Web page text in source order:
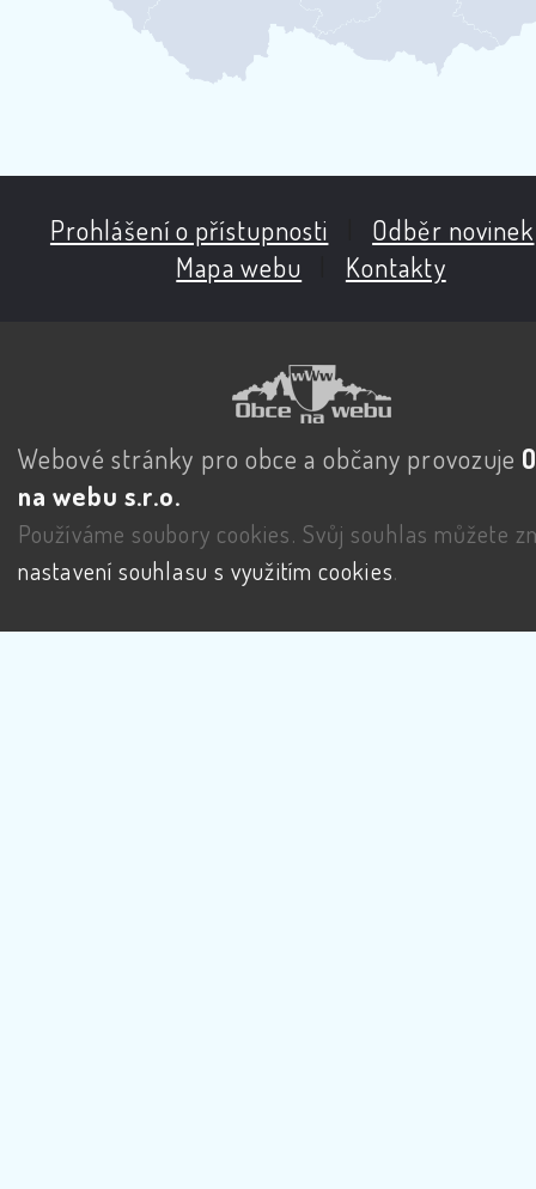
Prohlášení o přístupnosti Odběr novinek
Mapa webu
Kontakty
Webové stránky pro obce a občany provozuje
na webu s.r.o.
Používáme soubory cookies. Svůj souhlas můžete
nastavení souhlasu s využitím cookies.